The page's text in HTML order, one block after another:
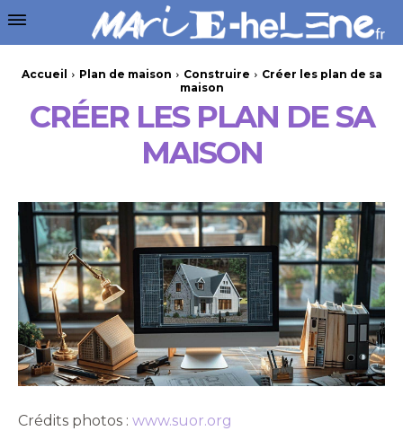
Accueil Plan de maison Construire
Créer les plan de sa
maison
CRÉER LES PLAN DE SA
MAISON
Crédits photos : www.suor.org